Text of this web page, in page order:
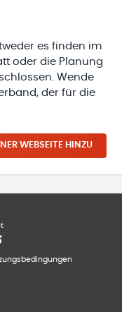
es finden im
oder die Planung
Wende
der für die
WEBSEITE HINZU